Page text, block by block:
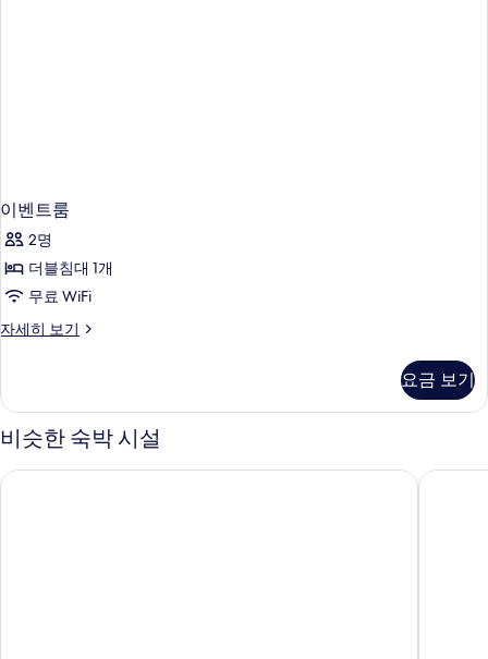
이벤트룸
2명
더블침대 1개
무료 WiFi
자세히 보기
이
자
세
히
기
요금 보기
비슷한 숙박 시설
신라스테이 서부산 베스트